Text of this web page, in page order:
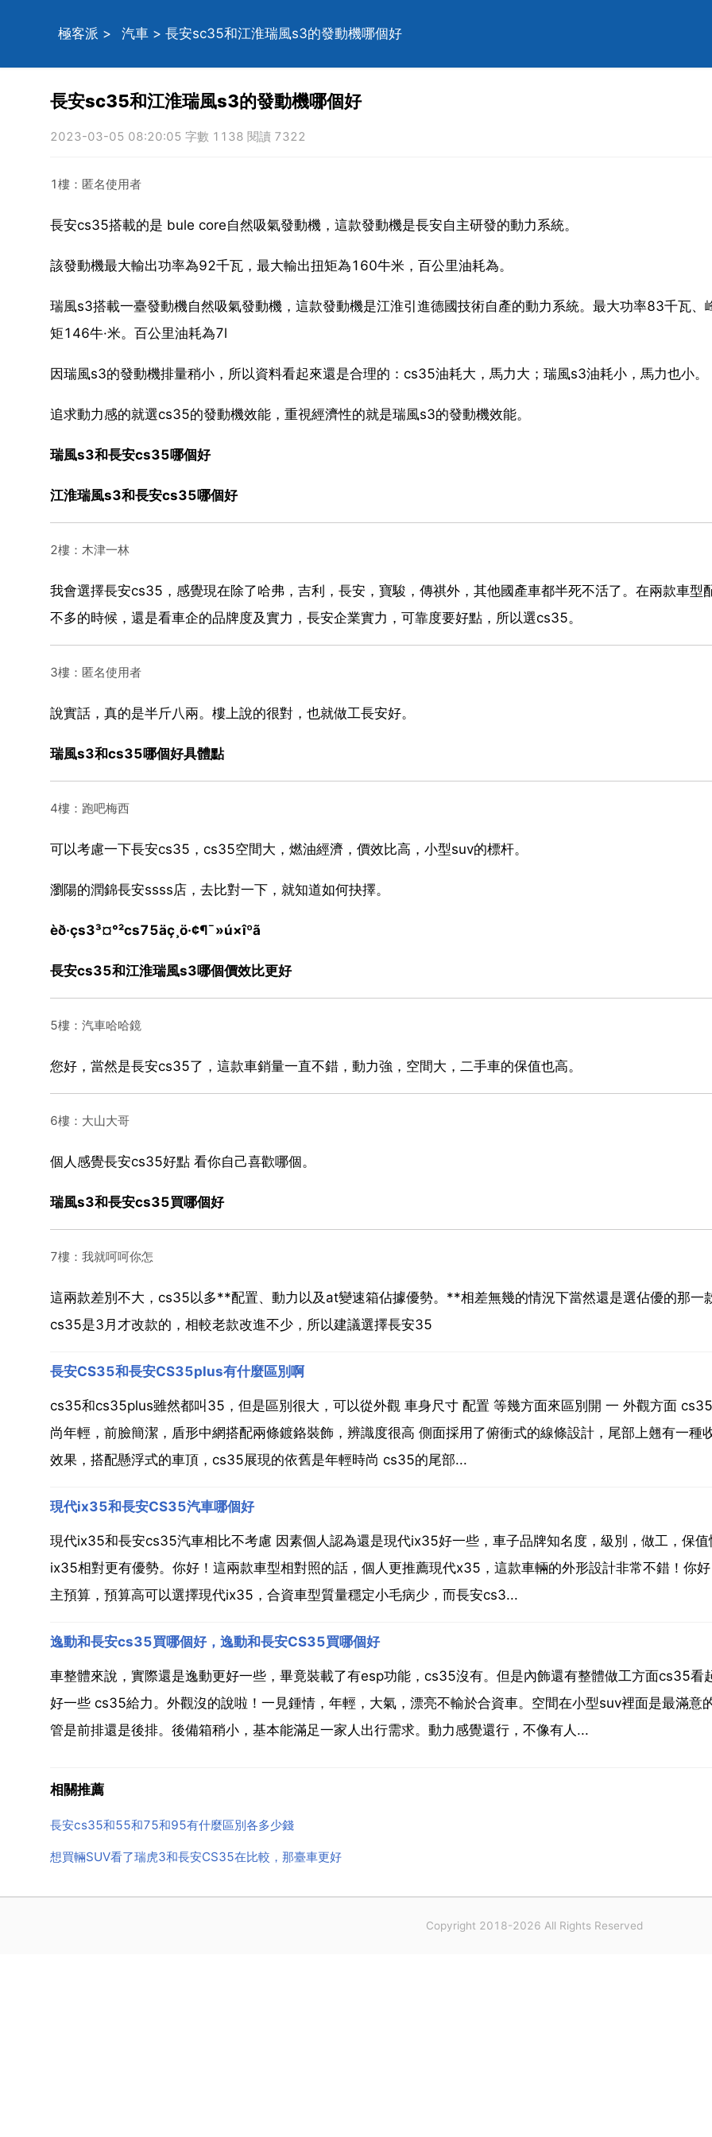
極客派 > 汽車 > 長安sc35和江淮瑞風s3的發動機哪個好
長安sc35和江淮瑞風s3的發動機哪個好
2023-03-05 08:20:05 字數 1138 閱讀 7322
1樓：匿名使用者
長安cs35搭載的是 bule core自然吸氣發動機，這款發動機是長安自主研發的動力系統。
該發動機最大輸出功率為92千瓦，最大輸出扭矩為160牛米，百公里油耗為。
瑞風s3搭載一臺發動機自然吸氣發動機，這款發動機是江淮引進德國技術自產的動力系統。最大功率83千瓦、
矩146牛·米。百公里油耗為7l
因瑞風s3的發動機排量稍小，所以資料看起來還是合理的：cs35油耗大，馬力大；瑞風s3油耗小，馬力也小。
追求動力感的就選cs35的發動機效能，重視經濟性的就是瑞風s3的發動機效能。
瑞風s3和長安cs35哪個好
江淮瑞風s3和長安cs35哪個好
2樓：木津一林
我會選擇長安cs35，感覺現在除了哈弗，吉利，長安，寶駿，傳祺外，其他國產車都半死不活了。在兩款車型
不多的時候，還是看車企的品牌度及實力，長安企業實力，可靠度要好點，所以選cs35。
3樓：匿名使用者
說實話，真的是半斤八兩。樓上說的很對，也就做工長安好。
瑞風s3和cs35哪個好具體點
4樓：跑吧梅西
可以考慮一下長安cs35，cs35空間大，燃油經濟，價效比高，小型suv的標杆。
瀏陽的潤錦長安ssss店，去比對一下，就知道如何抉擇。
èð·çs3³¤°²cs75äç¸ö·¢¶¯»ú×îºã
長安cs35和江淮瑞風s3哪個價效比更好
5樓：汽車哈哈鏡
您好，當然是長安cs35了，這款車銷量一直不錯，動力強，空間大，二手車的保值也高。
6樓：大山大哥
個人感覺長安cs35好點 看你自己喜歡哪個。
瑞風s3和長安cs35買哪個好
7樓：我就呵呵你怎
這兩款差別不大，cs35以多**配置、動力以及at變速箱佔據優勢。**相差無幾的情況下當然還是選佔優的那一
cs35是3月才改款的，相較老款改進不少，所以建議選擇長安35
長安CS35和長安CS35plus有什麼區別啊
cs35和cs35plus雖然都叫35，但是區別很大，可以從外觀 車身尺寸 配置 等幾方面來區別開 一 外觀方面
尚年輕，前臉簡潔，盾形中網搭配兩條鍍鉻裝飾，辨識度很高 側面採用了俯衝式的線條設計，尾部上翹有一種
效果，搭配懸浮式的車頂，cs35展現的依舊是年輕時尚 cs35的尾部...
現代ix35和長安CS35汽車哪個好
現代ix35和長安cs35汽車相比不考慮 因素個人認為還是現代ix35好一些，車子品牌知名度，級別，做工，保值
ix35相對更有優勢。你好！這兩款車型相對照的話，個人更推薦現代x35，這款車輛的外形設計非常不錯！你
主預算，預算高可以選擇現代ix35，合資車型質量穩定小毛病少，而長安cs3...
逸動和長安cs35買哪個好，逸動和長安CS35買哪個好
車整體來說，實際還是逸動更好一些，畢竟裝載了有esp功能，cs35沒有。但是內飾還有整體做工方面cs35看
好一些 cs35給力。外觀沒的說啦！一見鍾情，年輕，大氣，漂亮不輸於合資車。空間在小型suv裡面是最滿意
管是前排還是後排。後備箱稍小，基本能滿足一家人出行需求。動力感覺還行，不像有人...
相關推薦
長安cs35和55和75和95有什麼區別各多少錢
想買輛SUV看了瑞虎3和長安CS35在比較，那臺車更好
Copyright 2018-2026 All Rights Reserved